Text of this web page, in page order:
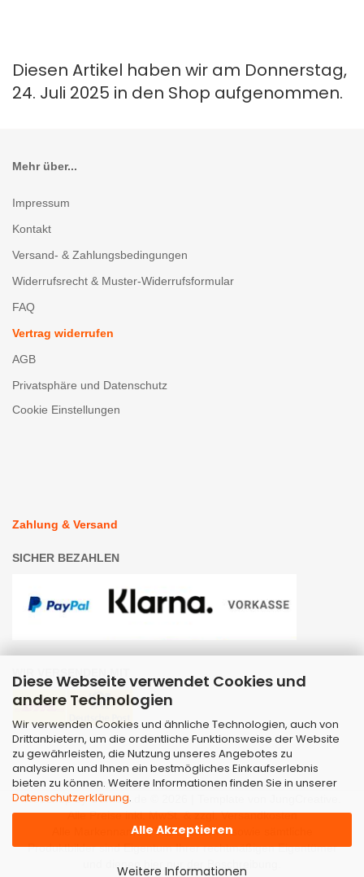
Diese Webseite verwendet Cookies und
andere Technologien
Wir verwenden Cookies und ähnliche Technologien, auch von
Drittanbietern, um die ordentliche Funktionsweise der Website
zu gewährleisten, die Nutzung unseres Angebotes zu
analysieren und Ihnen ein bestmögliches Einkaufserlebnis
bieten zu können. Weitere Informationen finden Sie in unserer
Datenschutzerklärung.
Alle Akzeptieren
Weitere Informationen
Diesen Artikel haben wir am Donnerstag,
24. Juli 2025 in den Shop aufgenommen.
Mehr über...
Impressum
Kontakt
Versand- & Zahlungsbedingungen
Widerrufsrecht & Muster-Widerrufsformular
FAQ
Vertrag widerrufen
AGB
Privatsphäre und Datenschutz
Cookie Einstellungen
Zahlung & Versand
SICHER BEZAHLEN
WIR VERSENDEN MIT
Webshopby Gambio.de © 2026 | Template von
Alle Preise inkl. MwSt. & zzgl. Versandkosten
Alle Markennamen, Warenzeichen sowie sämtliche
Produktbilder sind Eigentum Ihrer rechtmäßigen Eigentümer
und dienen hier nur der Beschreibung.